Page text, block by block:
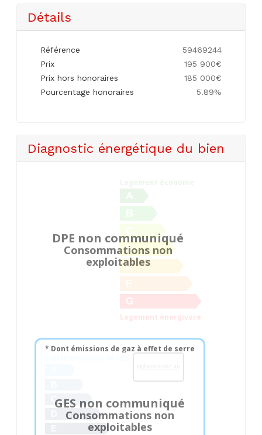
Détails
Référence
59469244
Prix
195 900€
Prix hors honoraires
185 000€
Pourcentage honoraires
5.89%
Diagnostic énergétique du bien
D
E
G
Logement énergivore
DPE non communiqué
Consommations non
exploitables
* Dont émissions de gaz à effet de serre
CGES non communiqué
Consommations non
exploitables